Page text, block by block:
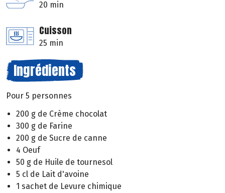
20 min
Cuisson
25 min
Ingrédients
Pour 5 personnes
200 g de Crème chocolat
300 g de Farine
200 g de Sucre de canne
4 Oeuf
50 g de Huile de tournesol
5 cl de Lait d'avoine
1 sachet de Levure chimique